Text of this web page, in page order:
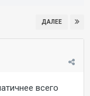
ДАЛЕЕ
всего